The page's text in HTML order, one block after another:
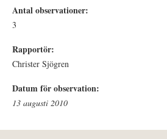
Antal observationer:
3
Rapportör:
Christer Sjögren
Datum för observation:
13 augusti 2010